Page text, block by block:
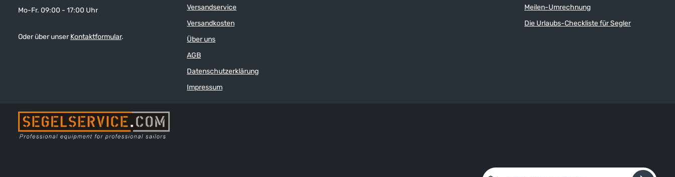
Maß von dem verwendeten Tauwerk
Mo-Fr. 09:00 - 17:00 Uhr
Oder über unserKontaktformular.
Versandservice
Versandkosten
Über uns
AGB
Datenschutzerklärung
Impressum
Meilen-Umrechnung
Die Urlaubs-Checkliste für Segler
E-Mail-Adresse*